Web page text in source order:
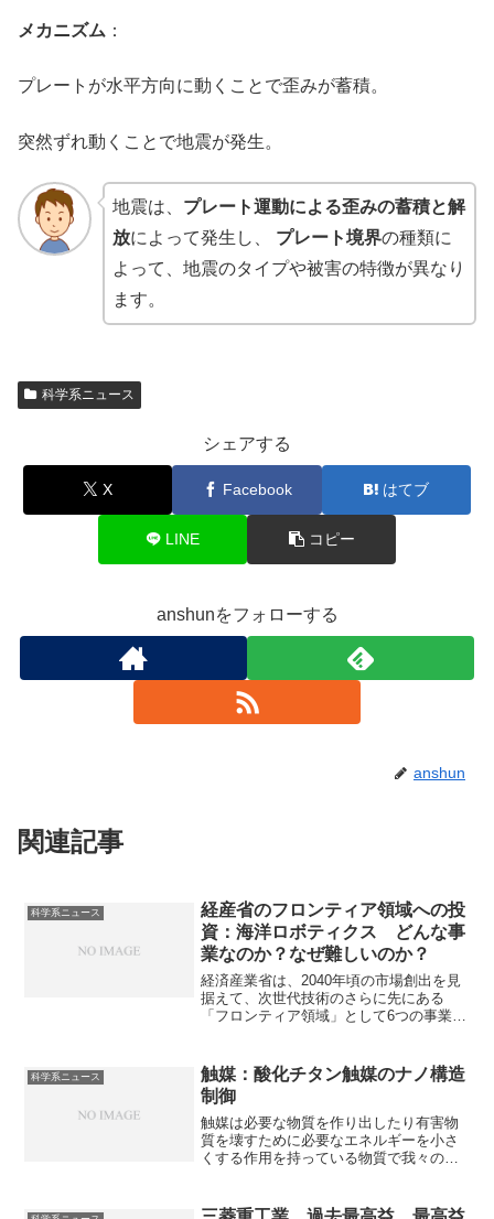
メカニズム ：
プレートが水平方向に動くことで歪みが蓄積。
突然ずれ動くことで地震が発生。
地震は、 プレート運動による歪みの蓄積と解
放によって発生し、 プレート境界の種類に
よって、地震のタイプや被害の特徴が異なり
ます。
科学系ニュース
シェアする
X Facebook はてブ
LINE コピー
anshunをフォローする
anshun
関連記事
科学系ニュース
経産省のフロンティア領域への投
資：海洋ロボティクス どんな事
業なのか？なぜ難しいのか？
経済産業省は、2040年頃の市場創出を見
据えて、次世代技術のさらに先にある
「フロンティア領域」として6つの事業分
律型水中探査機（AUV）などを用いて、
深海での資源探査やインフラ点検を自動
化する技術です。技術的に困難な部分や
応用例を知ることができます。
科学系ニュース
触媒：酸化チタン触媒のナノ構造
制御
触媒は必要な物質を作り出したり有害物
質を壊すために必要なエネルギーを小さ
くする作用を持っている物質で我々の生
ナノシート、ボール状など、特殊な形に